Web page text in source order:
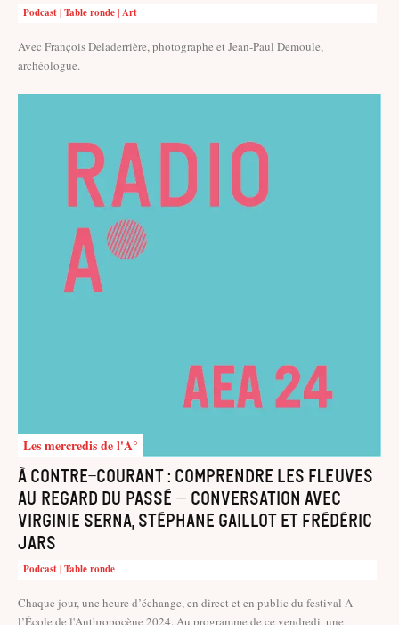
Podcast | Table ronde | Art
Avec François Deladerrière, photographe et Jean-Paul Demoule,
archéologue.
Les mercredis de l'A°
À contre-courant : comprendre les fleuves
au regard du passé – Conversation avec
Virginie Serna, Stéphane Gaillot et Frédéric
Jars
Podcast | Table ronde
Chaque jour, une heure d’échange, en direct et en public du festival A
l’École de l'Anthropocène 2024. Au programme de ce vendredi, une